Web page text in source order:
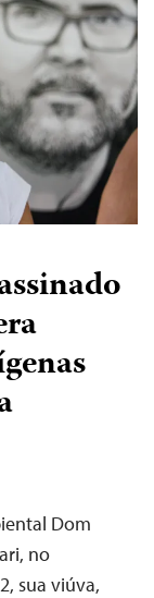
Dom
no
sua viúva,